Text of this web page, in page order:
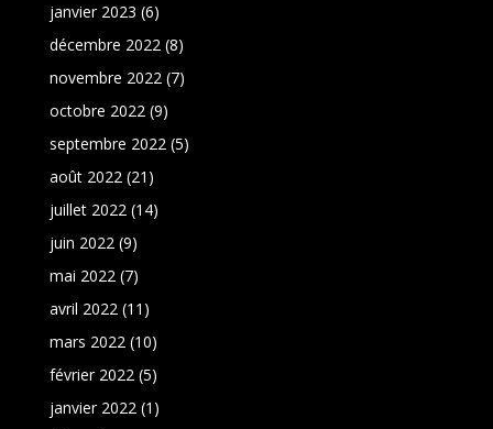
janvier 2023 (6)
décembre 2022(8)
novembre 2022(7)
octobre 2022(9)
septembre 2022(5)
août 2022(21)
juillet 2022(14)
juin 2022(9)
mai 2022(7)
avril 2022(11)
mars 2022(10)
février 2022(5)
janvier 2022(1)